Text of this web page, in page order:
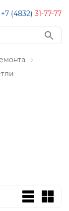
+7 (4832) 31-77-77